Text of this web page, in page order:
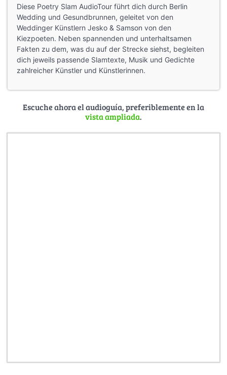
Diese Poetry Slam AudioTour führt dich durch Berlin
Wedding und Gesundbrunnen, geleitet von den
Weddinger Künstlern Jesko & Samson von den
Kiezpoeten. Neben spannenden und unterhaltsamen
Fakten zu dem, was du auf der Strecke siehst, begleiten
dich jeweils passende Slamtexte, Musik und Gedichte
zahlreicher Künstler und Künstlerinnen.
Escuche ahora el audioguía, preferiblemente en la
vista ampliada.